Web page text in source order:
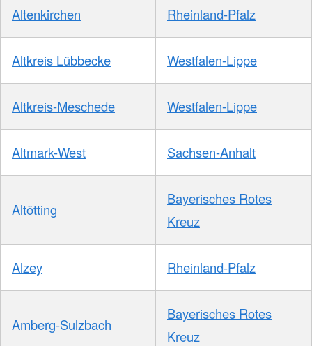
Altenkirchen Rheinland-Pfalz
Altkreis Lübbecke Westfalen-Lippe
Altkreis-Meschede Westfalen-Lippe
Altmark-West Sachsen-Anhalt
Altötting
Bayerisches Rotes
Kreuz
Alzey Rheinland-Pfalz
Amberg-Sulzbach
Bayerisches Rotes
Kreuz